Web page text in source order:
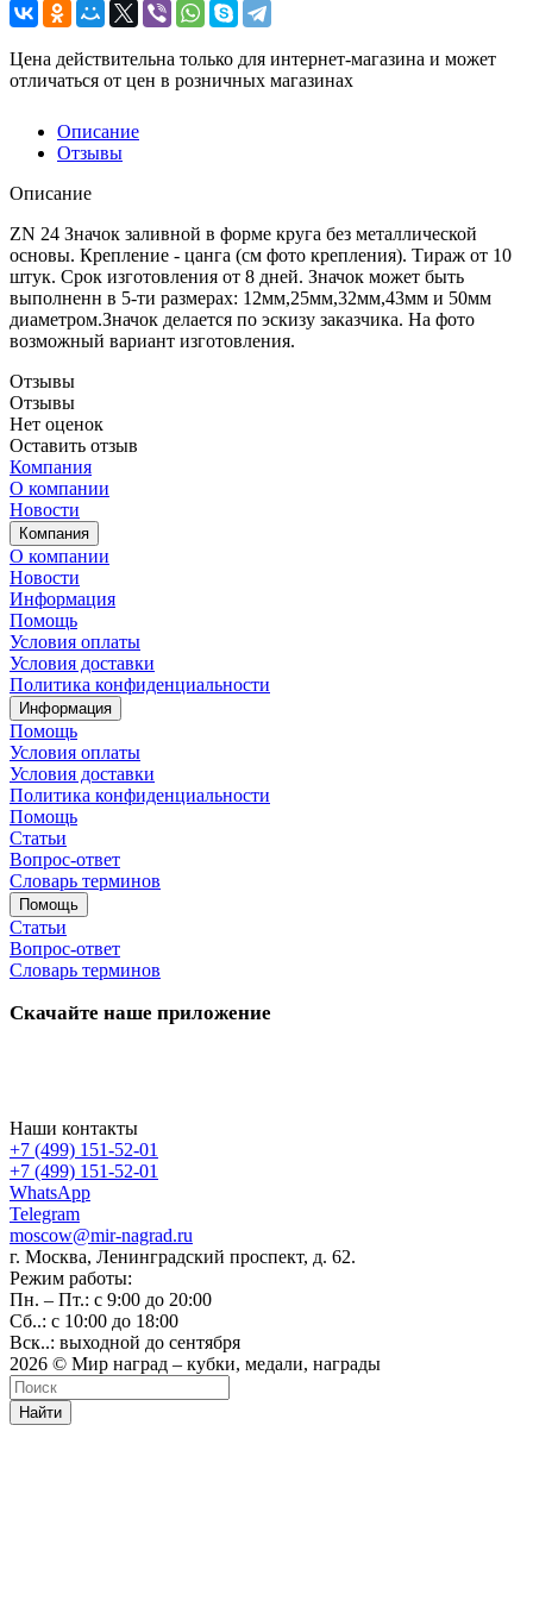
Цена действительна только для интернет-магазина и может
отличаться от цен в розничных магазинах
Описание
Отзывы
Описание
ZN 24 Значок заливной в форме круга без металлической
основы. Крепление - цанга (см фото крепления). Тираж от 10
штук. Срок изготовления от 8 дней. Значок может быть
выполненн в 5-ти размерах: 12мм,25мм,32мм,43мм и 50мм
диаметром.Значок делается по эскизу заказчика. На фото
возможный вариант изготовления.
Отзывы
Отзывы
Нет оценок
Оставить отзыв
Компания
О компании
Новости
Компания
О компании
Новости
Информация
Помощь
Условия оплаты
Условия доставки
Политика конфиденциальности
Информация
Помощь
Условия оплаты
Условия доставки
Политика конфиденциальности
Помощь
Статьи
Вопрос-ответ
Словарь терминов
Помощь
Статьи
Вопрос-ответ
Словарь терминов
Скачайте наше приложение
Наши контакты
+7 (499) 151-52-01
+7 (499) 151-52-01
WhatsApp
Telegram
moscow@mir-nagrad.ru
г. Москва, Ленинградский проспект, д. 62.
Режим работы:
Пн. – Пт.: с 9:00 до 20:00
Сб..: с 10:00 до 18:00
Вск..: выходной до сентября
2026 © Мир наград – кубки, медали, награды
Найти